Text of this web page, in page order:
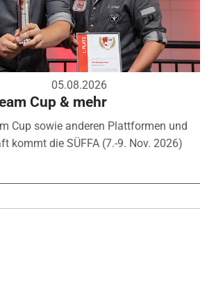
05.08.2026
Cup & mehr
Cup sowie anderen Plattformen und
kommt die SÜFFA (7.-9. Nov. 2026)